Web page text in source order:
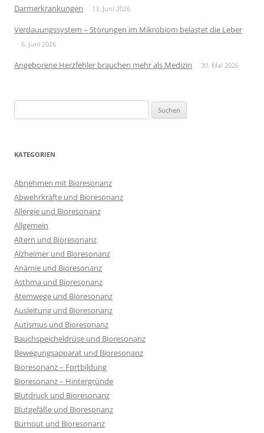
Darmerkrankungen 13. Juni 2026
Verdauungssystem – Störungen im Mikrobiom belastet die Leber
6. Juni 2026
Angeborene Herzfehler brauchen mehr als Medizin 30. Mai 2026
nach:
KATEGORIEN
Abnehmen mit Bioresonanz
Abwehrkräfte und Bioresonanz
Allergie und Bioresonanz
Allgemein
Altern und Bioresonanz
Alzheimer und Bioresonanz
Anämie und Bioresonanz
Asthma und Bioresonanz
Atemwege und Bioresonanz
Ausleitung und Bioresonanz
Autismus und Bioresonanz
Bauchspeicheldrüse und Bioresonanz
Bewegungsapparat und Bioresonanz
Bioresonanz – Fortbildung
Bioresonanz – Hintergründe
Blutdruck und Bioresonanz
Blutgefäße und Bioresonanz
Burnout und Bioresonanz